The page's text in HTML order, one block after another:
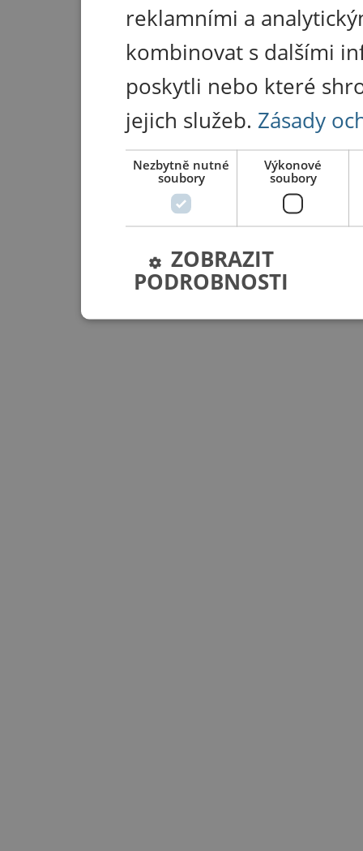
reklamními a
kombinovat s dalšími
poskytli nebo které
jejich služeb. Zásady
Nezbytně nutné
soubory
Výkonové
soubory
ZOBRAZIT
PODROBNOSTI